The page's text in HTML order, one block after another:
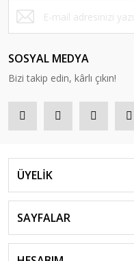
SOSYAL MEDYA
Bizi takip edin, kârlı çıkın!
ÜYELİK
SAYFALAR